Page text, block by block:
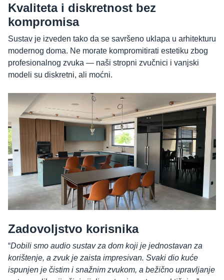
Kvaliteta i diskretnost bez
kompromisa
Sustav je izveden tako da se savršeno uklapa u arhitekturu
modernog doma. Ne morate kompromitirati estetiku zbog
profesionalnog zvuka — naši stropni zvučnici i vanjski
modeli su diskretni, ali moćni.
Zadovoljstvo korisnika
“Dobili smo audio sustav za dom koji je jednostavan za
korištenje, a zvuk je zaista impresivan. Svaki dio kuće
ispunjen je čistim i snažnim zvukom, a bežično upravljanje